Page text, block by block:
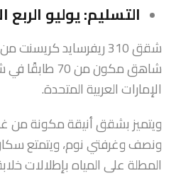
التسليم: يوليو الربع
شقق 310 ريفرسايد
الإمارات العربية المتحدة.
ويتميز بشقق أنيقة مكونة من
ونصف وغرفتي نوم، ويتمتع
المطلة على المياه بإطلالات